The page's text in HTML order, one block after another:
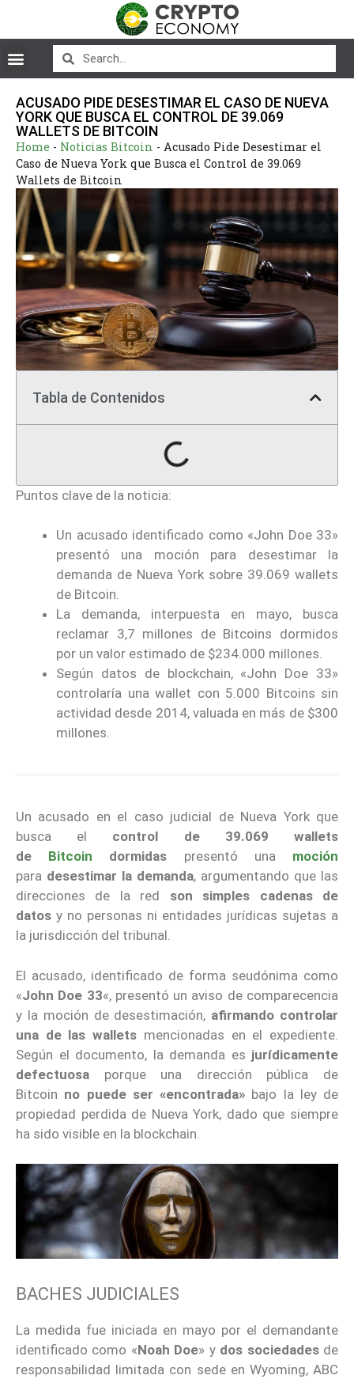
ACUSADO PIDE DESESTIMAR EL CASO DE NUEVA
YORK QUE BUSCA EL CONTROL DE 39.069
WALLETS DE BITCOIN
Home - Noticias Bitcoin - Acusado Pide Desestimar el
Caso de Nueva York que Busca el Control de 39.069
Wallets de Bitcoin
Tabla de Contenidos
Puntos clave de la noticia:
Un acusado identificado como «John Doe 33»
presentó una moción para desestimar la
demanda de Nueva York sobre 39.069 wallets
de Bitcoin.
La demanda, interpuesta en mayo, busca
reclamar 3,7 millones de Bitcoins dormidos
por un valor estimado de $234.000 millones.
Según datos de blockchain, «John Doe 33»
controlaría una wallet con 5.000 Bitcoins sin
actividad desde 2014, valuada en más de $300
millones.
Un acusado en el caso judicial de Nueva York que
busca el control de 39.069 wallets
de Bitcoin dormidas presentó una moción
para desestimar la demanda, argumentando que las
direcciones de la red son simples cadenas de
datos y no personas ni entidades jurídicas sujetas a
la jurisdicción del tribunal.
El acusado, identificado de forma seudónima como
«John Doe 33«, presentó un aviso de comparecencia
y la moción de desestimación, afirmando controlar
una de las wallets mencionadas en el expediente.
Según el documento, la demanda es jurídicamente
defectuosa porque una dirección pública de
Bitcoin no puede ser «encontrada» bajo la ley de
propiedad perdida de Nueva York, dado que siempre
ha sido visible en la blockchain.
BACHES JUDICIALES
La medida fue iniciada en mayo por el demandante
identificado como «Noah Doe» y dos sociedadesde
responsabilidad limitada con sede en Wyoming, ABC